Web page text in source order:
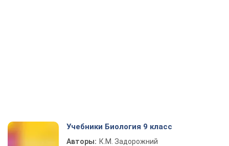
Учебники Биология 9 класс
Авторы: К.М. Задорожний